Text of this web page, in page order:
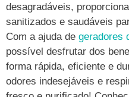
desagradáveis,
sanitizados e saudáveis
Com a ajuda de geradores
possível desfrutar dos
forma rápida, eficiente e
odores indesejáveis e